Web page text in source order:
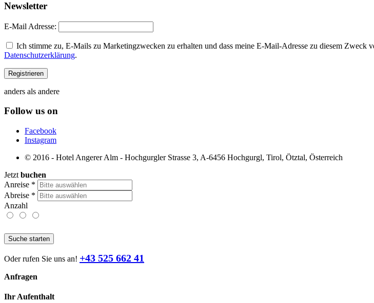
Newsletter
E-Mail Adresse:
Ich stimme zu, E-Mails zu Marketingzwecken zu erhalten und dass meine E-Mail-Adresse zu diesem Zweck
Datenschutzerklärung.
anders als andere
Follow us on
Facebook
Instagram
© 2016 - Hotel Angerer Alm - Hochgurgler Strasse 3, A-6456 Hochgurgl, Tirol, Ötztal, Österreich
Jetzt buchen
Anreise *
Abreise *
Anzahl
Suche starten
Oder rufen Sie uns an! +43 525 662 41
Anfragen
Ihr Aufenthalt